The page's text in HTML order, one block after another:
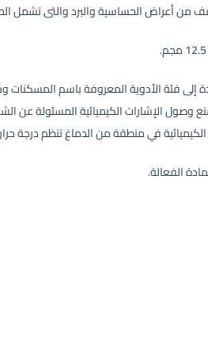
إلى فئة الأدوية المعروفة باسم
وصول الإشارات الكيميائية المسئولة عن
في منطقة من الدماغ تنظم درجة